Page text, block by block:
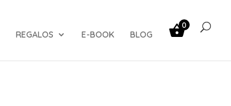
REGALOS E-BOOK BLOG
0